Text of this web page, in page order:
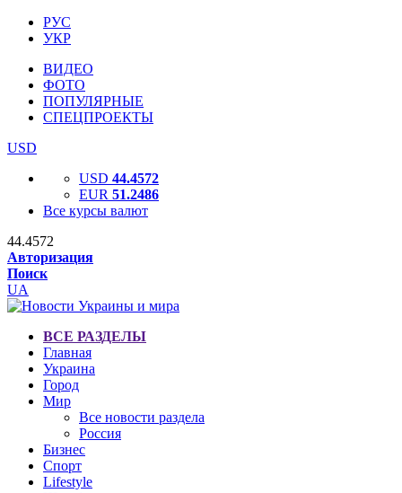
РУС
УКР
ВИДЕО
ФОТО
ПОПУЛЯРНЫЕ
СПЕЦПРОЕКТЫ
USD
USD 44.4572
EUR 51.2486
Все курсы валют
44.4572
Авторизация
Поиск
UA
ВСЕ РАЗДЕЛЫ
Главная
Украина
Город
Мир
Все новости раздела
Россия
Бизнес
Спорт
Lifestyle